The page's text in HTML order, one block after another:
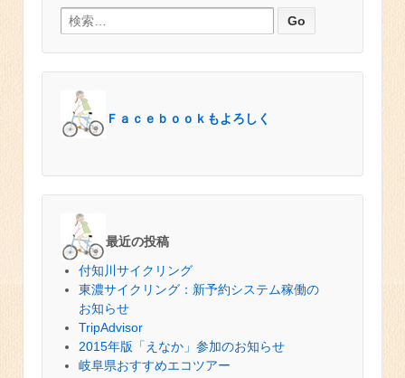
検索:
Ｆａｃｅｂｏｏｋもよろしく
最近の投稿
付知川サイクリング
東濃サイクリング：新予約システム稼働の
お知らせ
TripAdvisor
2015年版「えなか」参加のお知らせ
岐阜県おすすめエコツアー